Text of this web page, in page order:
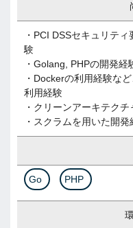
・PCI DSSセキュリテ
験
・Golang, PHPの開発経
・Dockerの利用経験な
利用経験
・クリーンアーキテク
・スクラムを用いた開発
Go PHP